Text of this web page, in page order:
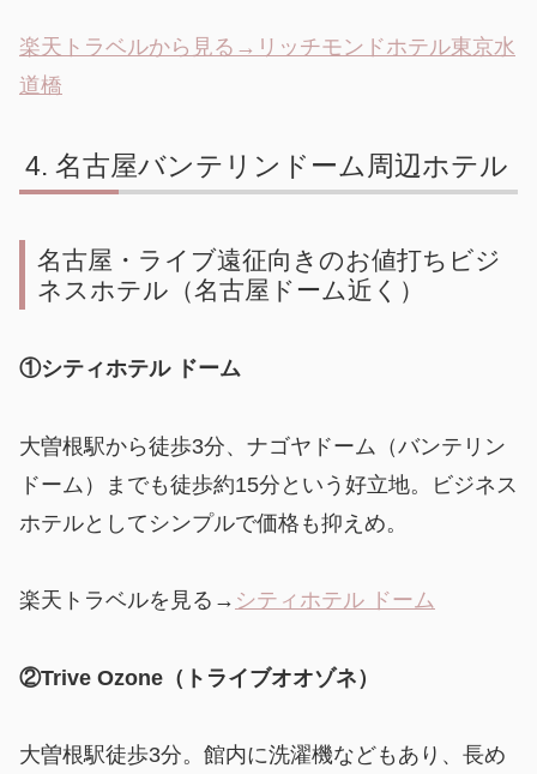
楽天トラベルから見る→リッチモンドホテル東京水
道橋
名古屋バンテリンドーム周辺ホテル
名古屋・ライブ遠征向きのお値打ちビジ
ネスホテル（名古屋ドーム近く）
①シティホテル ドーム
大曽根駅から徒歩3分、ナゴヤドーム（バンテリン
ドーム）までも徒歩約15分という好立地。ビジネス
ホテルとしてシンプルで価格も抑えめ。
楽天トラベルを見る→ シティホテル ドーム
②Trive Ozone（トライブオオゾネ）
大曽根駅徒歩3分。館内に洗濯機などもあり、長め